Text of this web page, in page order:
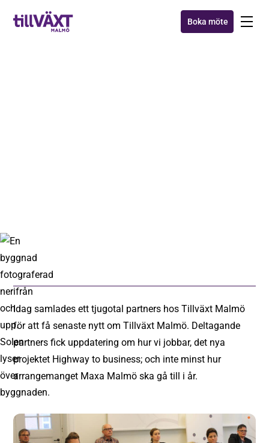
Boka möte
Idag samlades ett tjugotal partners hos Tillväxt Malmö
för att få senaste nytt om Tillväxt Malmö. Deltagande
partners fick uppdatering om hur vi jobbar, det nya
projektet Highway to business; och inte minst hur
arrangemanget Maxa Malmö ska gå till i år.